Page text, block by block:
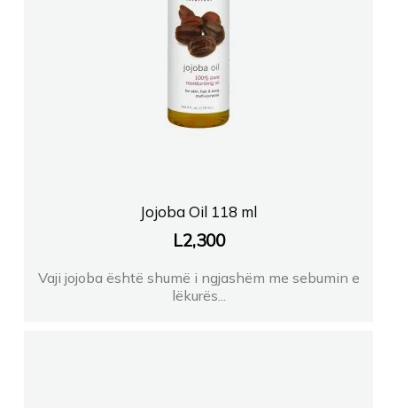
Jojoba Oil 118 ml
L2,300
Vaji jojoba është shumë i ngjashëm me sebumin e
lëkurës...